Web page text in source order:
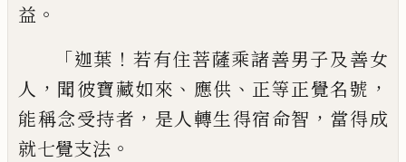
益 。
「迦葉 ！ 若有住菩薩乘諸善男子及善女
人 ， 聞彼寶藏如來 、 應供 、 正等正覺名號 ，
能稱念受持者 ， 是人轉生得宿命智 ， 當得成
就七覺支法 。